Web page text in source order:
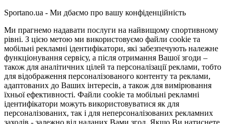
Sportano.ua - Ми дбаємо про вашу конфіденційність
Ми прагнемо надавати послуги на найвищому спортивному
рівні. З цією метою ми використовуємо файли cookie та
мобільні рекламні ідентифікатори, які забезпечують належне
функціонування сервісу, а після отримання Вашої згоди –
також для аналітичних цілей та персоналізації реклами, тобто
для відображення персоналізованого контенту та реклами,
адаптованих до Ваших інтересів, а також для вимірювання
їхньої ефективності. Файли cookie та мобільні рекламні
ідентифікатори можуть використовуватися як для
персоналізованих, так і для неперсоналізованих рекламних
заходів - залежно від наданих Вами згод. Якщо Ви натиснете